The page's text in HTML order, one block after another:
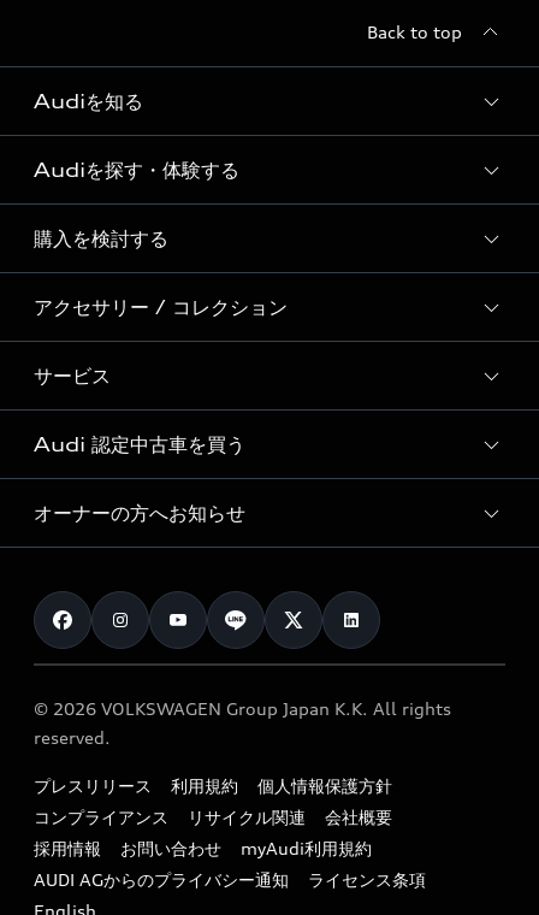
Back to top
Audiを知る
Audi ブランド
Story of Progress
Audi Sport
Formula 1®
デジタルサービス
Audiを探す・体験する
ディーラー検索
新車在庫検索
試乗車・展示車検索
見積り依頼
試乗予約
購入を検討する
モデル一覧
特別仕様モデル / 限定モデル
e-tronラインアップ
価格シミュレーション
車両比較
カタログ一覧
アクセサリー / コレクション
純正アクセサリー
オンラインショップ
Audi collection
アウディナビアプリ
サービス
サービス入庫予約
サービスプログラム
メンテナンス
車検 / 定期点検
e-tronアフターサポート
myAudi
Audi 認定中古車を買う
Audi認定中古車
クオリティ
保証
メンテナンス
ファイナンス
キャンペーン / イベント
買取査定
オーナーの方へお知らせ
お知らせ
オーナー様向けキャンペーン
特定整備適用車一覧
リサイクル法
よくある質問（FAQ）
© 2026 VOLKSWAGEN Group Japan K.K. All rights
reserved.
プレスリリース 利用規約
個人情報保護方針
コンプライアンス
リサイクル関連
会社概要
採用情報
お問い合わせ
myAudi利用規約
AUDI AGからのプライバシー通知
ライセンス条項
English